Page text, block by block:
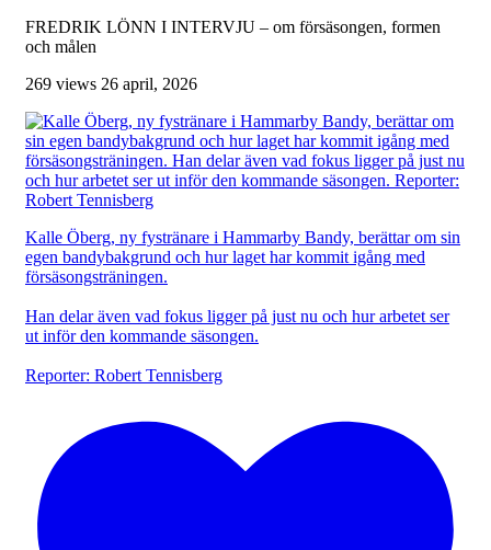
FREDRIK LÖNN I INTERVJU – om försäsongen, formen
och målen
269 views 26 april, 2026
Kalle Öberg, ny fystränare i Hammarby Bandy, berättar om sin
egen bandybakgrund och hur laget har kommit igång med
försäsongsträningen.
Han delar även vad fokus ligger på just nu och hur arbetet ser
ut inför den kommande säsongen.
Reporter: Robert Tennisberg